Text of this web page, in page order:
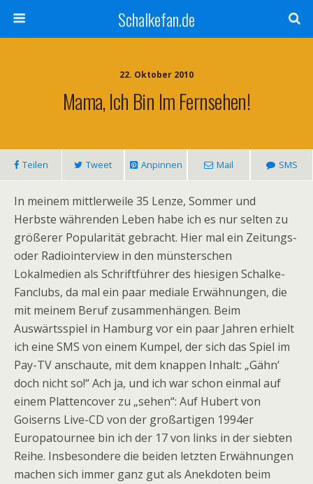
Schalkefan.de
22. Oktober 2010
Mama, Ich Bin Im Fernsehen!
Teilen Tweet Anpinnen Mail SMS
In meinem mittlerweile 35 Lenze, Sommer und
Herbste währenden Leben habe ich es nur selten zu
größerer Popularität gebracht. Hier mal ein Zeitungs-
oder Radiointerview in den münsterschen
Lokalmedien als Schriftführer des hiesigen Schalke-
Fanclubs, da mal ein paar mediale Erwähnungen, die
mit meinem Beruf zusammenhängen. Beim
Auswärtsspiel in Hamburg vor ein paar Jahren erhielt
ich eine SMS von einem Kumpel, der sich das Spiel im
Pay-TV anschaute, mit dem knappen Inhalt: „Gähn‘
doch nicht so!“ Ach ja, und ich war schon einmal auf
einem Plattencover zu „sehen“: Auf Hubert von
Goiserns Live-CD von der großartigen 1994er
Europatournee bin ich der 17 von links in der siebten
Reihe. Insbesondere die beiden letzten Erwähnungen
machen sich immer ganz gut als Anekdoten beim